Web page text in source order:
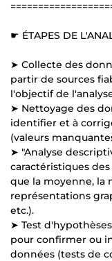
☛ ÉTAPES DE
➤ Collecte des
partir de sources
l'objectif de
➤ Nettoyage des
identifier et à
(valeurs
➤ "Analyse
caractéristiques
que la moyenne, la
représentations
etc.).
➤ Test
pour confirmer ou
données (tests de